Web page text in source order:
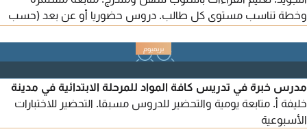
وخطة تناسب مستوى كل طالب. دروس حضوريا أو عن بعد (حسب
خريج جامعة الأزهر حامل لكتاب الله كاملا مجاز بتلاوات ورش وحفص
مدرس خبرة في تدريس كافة المواد للمرحلة الابتدائية في مدينة
خليفة أ. متابعة يومية والتحضير للدروس مسبقا. التحضير للاختبارات
الأسبوعية